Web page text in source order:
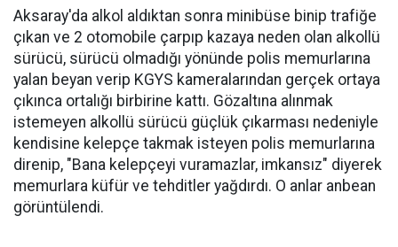
Aksaray'da alkol aldıktan sonra minibüse binip trafiğe
çıkan ve 2 otomobile çarpıp kazaya neden olan alkollü
sürücü, sürücü olmadığı yönünde polis memurlarına
yalan beyan verip KGYS kameralarından gerçek ortaya
çıkınca ortalığı birbirine kattı. Gözaltına alınmak
istemeyen alkollü sürücü güçlük çıkarması nedeniyle
kendisine kelepçe takmak isteyen polis memurlarına
direnip, "Bana kelepçeyi vuramazlar, imkansız" diyerek
memurlara küfür ve tehditler yağdırdı. O anlar anbean
görüntülendi.